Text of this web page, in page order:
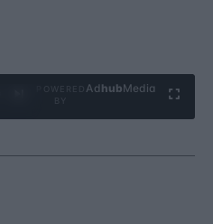
Ad hubMedia